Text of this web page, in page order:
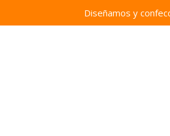
Diseñamos y